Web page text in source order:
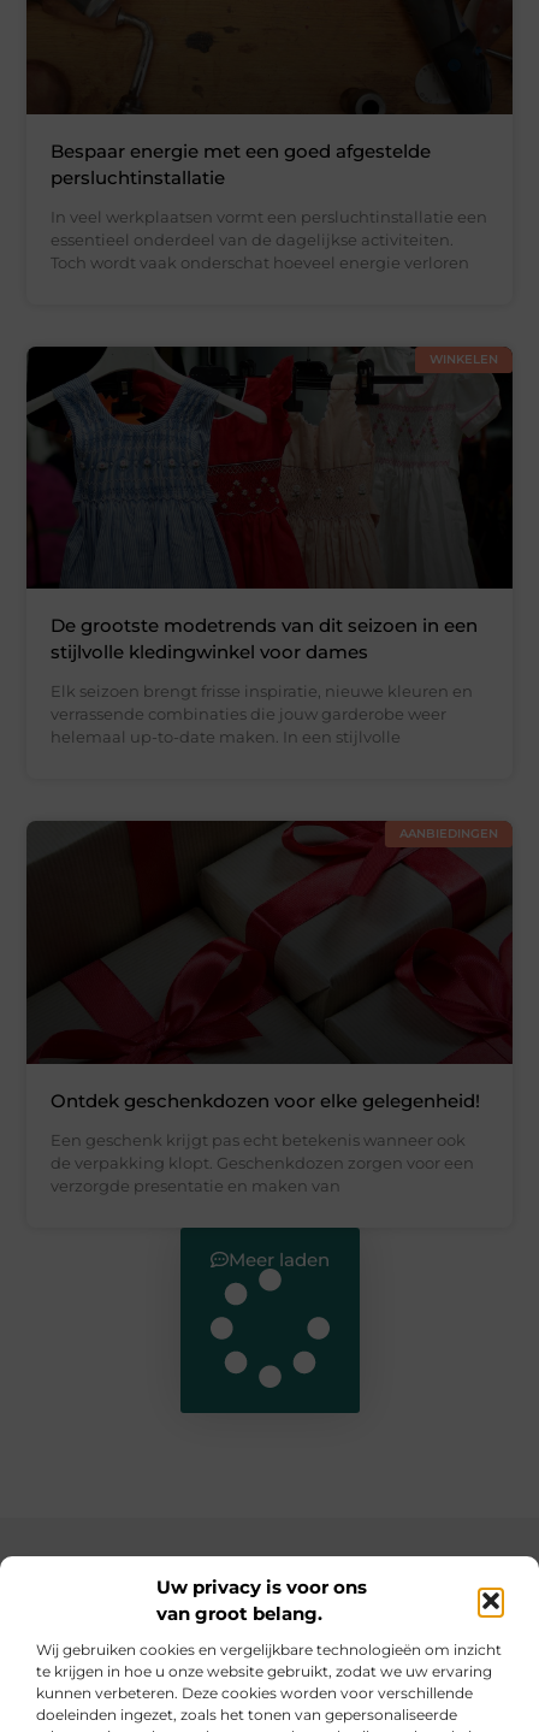
Uw privacy is voor ons
van groot belang.
Wij gebruiken cookies en vergelijkbare technologieën om inzicht
te krijgen in hoe u onze website gebruikt, zodat we uw ervaring
kunnen verbeteren. Deze cookies worden voor verschillende
doeleinden ingezet, zoals het tonen van gepersonaliseerde
Bespaar energie met een goed afgestelde
persluchtinstallatie
In veel werkplaatsen vormt een persluchtinstallatie een
essentieel onderdeel van de dagelijkse activiteiten.
Toch wordt vaak onderschat hoeveel energie verloren
WINKELEN
De grootste modetrends van dit seizoen in een
stijlvolle kledingwinkel voor dames
Elk seizoen brengt frisse inspiratie, nieuwe kleuren en
verrassende combinaties die jouw garderobe weer
helemaal up-to-date maken. In een stijlvolle
AANBIEDINGEN
Ontdek geschenkdozen voor elke gelegenheid!
Een geschenk krijgt pas echt betekenis wanneer ook
de verpakking klopt. Geschenkdozen zorgen voor een
verzorgde presentatie en maken van
Meer laden
Elke dag iets nieuws op informe-toit.be
Praktische tips, slimme ideeën en boeiende verhalen
voor jouw dagelijks leven.